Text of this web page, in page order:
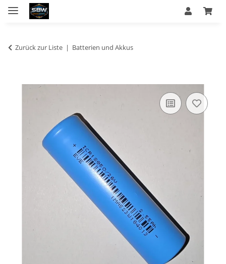
Zurück zur Liste Batterien und Akkus